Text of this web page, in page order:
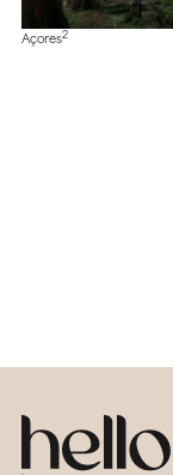
Açores2